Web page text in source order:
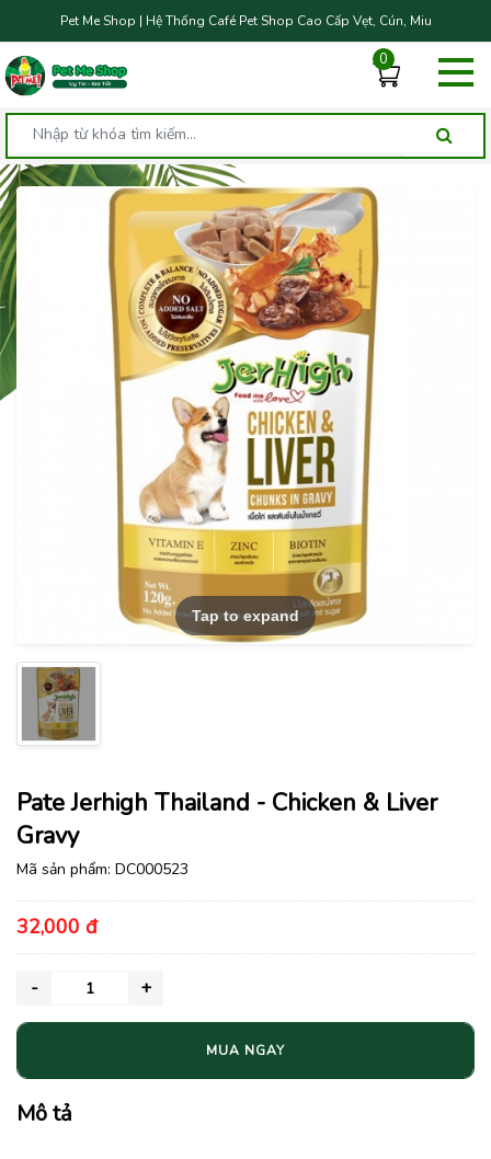
Pet Me Shop | Hệ Thống Café Pet Shop Cao Cấp Vẹt, Cún, Miu
0
Tap to expand
Pate Jerhigh Thailand - Chicken & Liver
Gravy
Mã sản phẩm: DC000523
32,000 đ
MUA NGAY
Mô tả